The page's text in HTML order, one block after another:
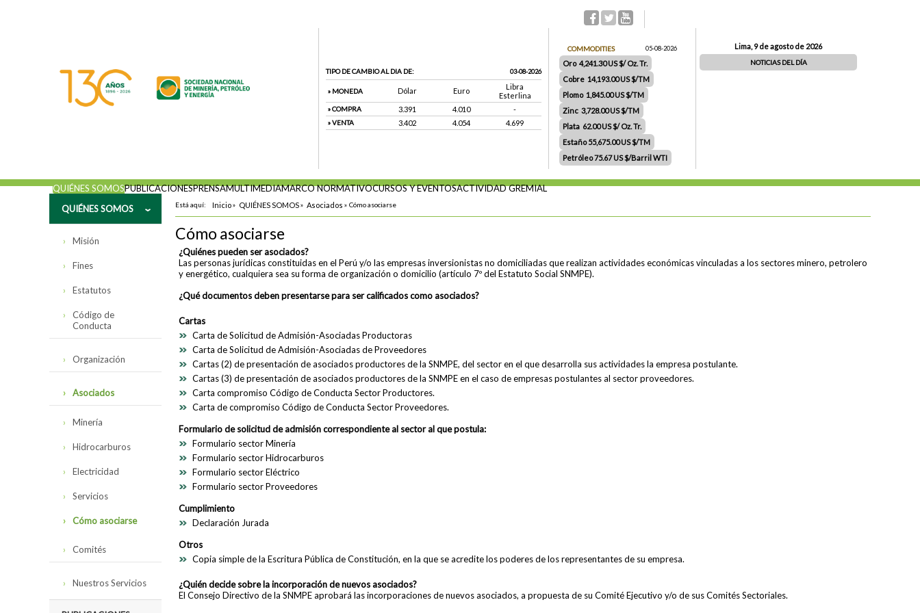
TIPO DE CAMBIO AL DIA DE: 03-08-2026
» MONEDA Dólar Euro
Libra
Esterlina
» COMPRA 3.391 4.010 -
» VENTA 3.402 4.054 4.699
COMMODITIES 05-08-2026
Oro 4,241.30 US $/ Oz. Tr.
Cobre 14,193.00 US $/TM
Plomo 1,845.00 US $/TM
Zinc 3,728.00 US $/TM
Plata 62.00 US $/ Oz. Tr.
Estaño 55,675.00 US $/TM
Petróleo 75.67 US $/Barril WTI
Lima, 9 de agosto de 2026
NOTICIAS DEL DÍA
QUIÉNES SOMOSPUBLICACIONESPRENSAMULTIMEDIAMARCO NORMATIVOCURSOS Y EVENTOSACTIVIDAD GREMIAL
QUIÉNES SOMOS
Misión
Fines
Estatutos
Código de
Conducta
Reseña del Código
de Conducta
Código de
Contexto
Seguimiento 2023
Organización
Directorio
Asociados
Minería
Hidrocarburos
Electricidad
Servicios
Cómo asociarse
Comités
Estructura de
comités
Nuestros Servicios
Está aquí: Inicio» QUIÉNES SOMOS» Asociados » Cómo asociarse
Cómo asociarse
¿Quiénes pueden ser asociados?
Las personas jurídicas constituidas en el Perú y/o las empresas inversionistas no domiciliadas que realizan actividades económicas vinculadas a los sectores minero, petrolero
y energético, cualquiera sea su forma de organización o domicilio (artículo 7º del Estatuto Social SNMPE).
¿Qué documentos deben presentarse para ser calificados como asociados?
Cartas
Carta de Solicitud de Admisión-Asociadas Productoras
Carta de Solicitud de Admisión-Asociadas de Proveedores
Cartas (2) de presentación de asociados productores de la SNMPE, del sector en el que desarrolla sus actividades la empresa postulante.
Cartas (3) de presentación de asociados productores de la SNMPE en el caso de empresas postulantes al sector proveedores.
Carta compromiso Código de Conducta Sector Productores.
Carta de compromiso Código de Conducta Sector Proveedores.
Formulario de solicitud de admisión correspondiente al sector al que postula:
Formulario sector Minería
Formulario sector Hidrocarburos
Formulario sector Eléctrico
Formulario sector Proveedores
Cumplimiento
Declaración Jurada
Otros
Copia simple de la Escritura Pública de Constitución, en la que se acredite los poderes de los representantes de su empresa.
¿Quién decide sobre la incorporación de nuevos asociados?
El Consejo Directivo de la SNMPE aprobará las incorporaciones de nuevos asociados, a propuesta de su Comité Ejecutivo y/o de sus Comités Sectoriales.